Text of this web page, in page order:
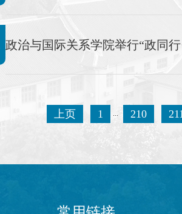
政治与国际关系学院举行“政同
上页 1 210